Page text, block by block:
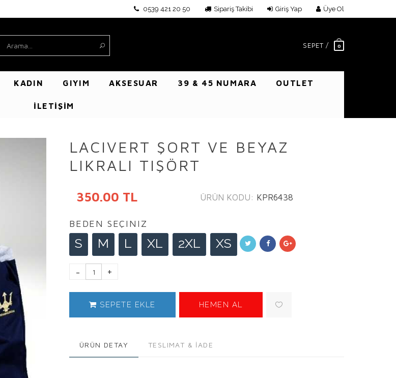
0539 421 20 50 Sipariş Takibi Giriş Yap Üye Ol
0
SEPET /
KADIN GIYIM AKSESUAR 39 & 45 NUMARA OUTLET
İLETİŞİM
LACIVERT ŞORT VE BEYAZ
LIKRALI TIŞÖRT
350.00 TL ÜRÜN KODU: KPR6438
BEDEN SEÇINIZ
S M L XL 2XL XS
SEPETE EKLE HEMEN AL
ÜRÜN DETAY TESLIMAT & İADE